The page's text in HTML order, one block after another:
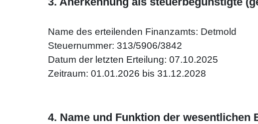
Name des erteilenden Finanzamts: Detmold
Steuernummer: 313/5906/3842
Datum der letzten Erteilung: 07.10.2025
Zeitraum: 01.01.2026 bis 31.12.2028
4. Name und Funktion der wesentlichen